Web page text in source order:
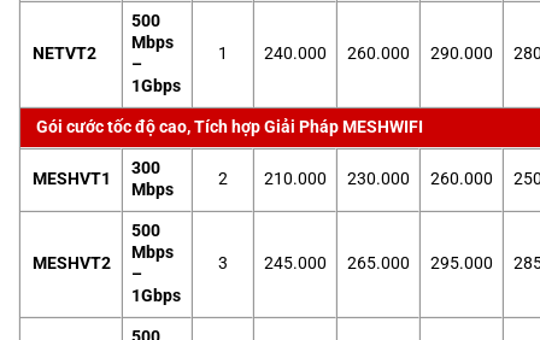
NETVT2
500
Mbps
–
1Gbps
1 240.000 260.000 290.000
Gói cước tốc độ cao, Tích hợp Giải Pháp MESHWIFI
MESHVT1
300
Mbps
2 210.000 230.000 260.000
MESHVT2
500
Mbps
–
1Gbps
3 245.000 265.000 295.000